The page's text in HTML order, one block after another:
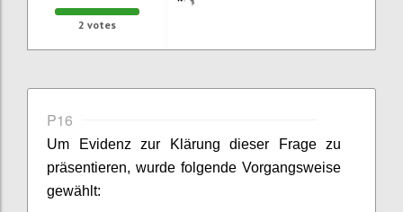
2 votes
P16
Um Evidenz zur Klärung dieser Frage zu
präsentieren, wurde folgende Vorgangsweise
gewählt: